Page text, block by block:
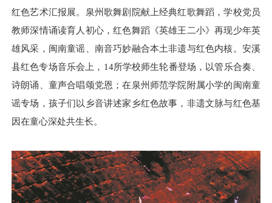
红色艺术汇报展。泉州歌舞剧院献上经典红歌舞蹈，学校党员
教师深情诵读育人初心，红色舞蹈《英雄王二小》再现少年英
雄风采，闽南童谣、南音巧妙融合本土非遗与红色内核。安溪
县红色专场音乐会上，14所学校师生轮番登场，以管乐合奏、
诗朗诵、童声合唱颂党恩；在泉州师范学院附属小学的闽南童
谣专场，孩子们以乡音讲述家乡红色故事，非遗文脉与红色基
因在童心深处共生长。